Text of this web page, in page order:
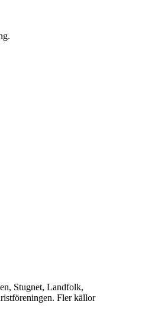
.
Stugnet, Landfolk,
Fler källor